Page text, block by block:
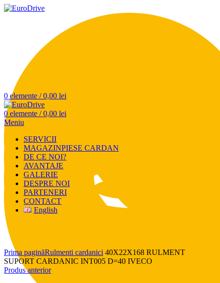
0 elemente / 0,00 lei
0 elemente / 0,00 lei
Meniu
SERVICII
MAGAZINPIESE CARDAN
DE CE NOI?
AVANTAJE
GALERIE
DESPRE NOI
PARTENERI
CONTACT
English
Click pentru a mări
Prima paginăRulmenti cardanici 40X22X168 RULMENT
SUPORT CARDANIC INT005 D=40 IVECO
Produs anterior